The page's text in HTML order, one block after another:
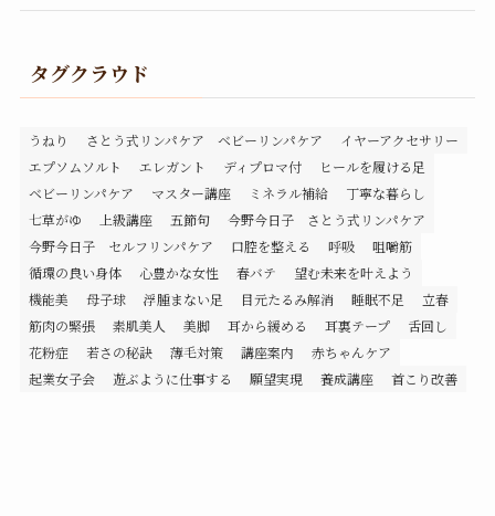
タグクラウド
うねり さとう式リンパケア ベビーリンパケア
イヤーアクセサリー
エプソムソルト
エレガント ディプロマ付
ヒールを履ける足
ベビーリンパケア
マスター講座 ミネラル補給
丁寧な暮らし
七草がゆ
上級講座 五節句
今野今日子 さとう式リンパケア
今野今日子 セルフリンパケア
口腔を整える 呼吸
咀嚼筋
循環の良い身体
心豊かな女性 春バテ
望む未来を叶えよう
機能美
母子球 浮腫まない足 目元たるみ解消 睡眠不足
立春
筋肉の緊張
素肌美人 美脚 耳から緩める 耳裏テープ
舌回し
花粉症
若さの秘訣 薄毛対策 講座案内
赤ちゃんケア
起業女子会
遊ぶように仕事する 願望実現 養成講座 首こり改善